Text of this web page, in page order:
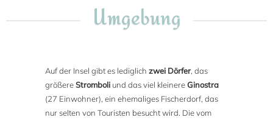
Umgebung
Auf der Insel gibt es lediglichzwei Dörfer, das
größereStromboli und das viel kleinereGinostra
(27 Einwohner), ein ehemaliges Fischerdorf, das
nur selten von Touristen besucht wird. Die vom